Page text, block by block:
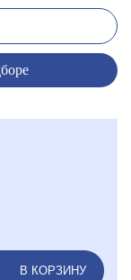
В КОРЗИНУ